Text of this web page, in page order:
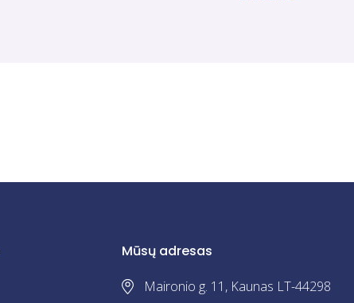
Mūsų adresas
Maironio g. 11, Kaunas LT-44298